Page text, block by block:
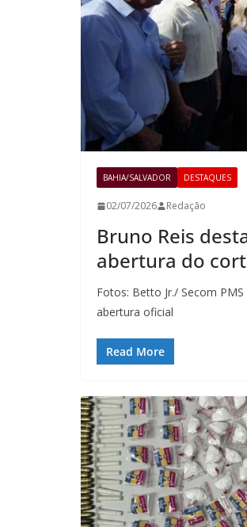
BAHIA/SALVADOR DESTAQUES
02/07/2026 Redação
Bruno Reis
abertura do
Fotos: Betto Jr./ Secom
abertura oficial
Read More